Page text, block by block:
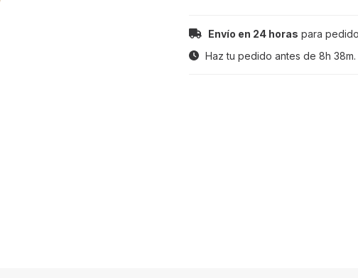
Envío en 24 horas para
Haz tu pedido antes de 8h 38m.